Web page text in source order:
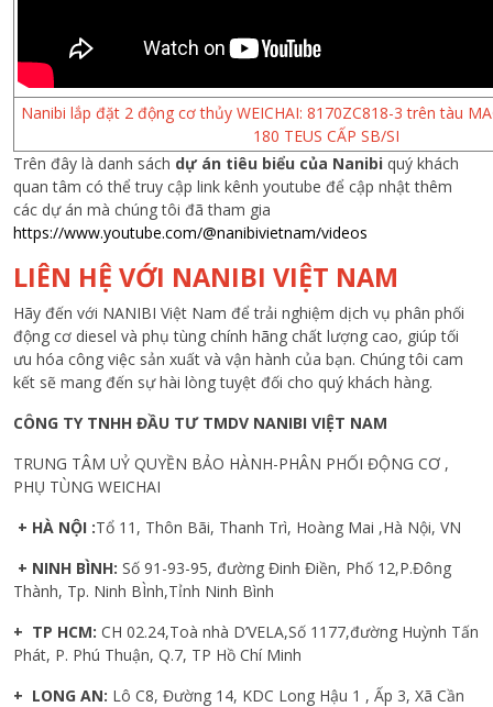
Nanibi lắp đặt 2 động cơ thủy WEICHAI: 8170ZC818-3 trên tàu
180 TEUS CẤP SB/SI
Trên đây là danh sách dự án tiêu biểu của Nanibi quý khách
quan tâm có thể truy cập link kênh youtube để cập nhật thêm
các dự án mà chúng tôi đã tham gia
https://www.youtube.com/@nanibivietnam/videos
LIÊN HỆ VỚI NANIBI VIỆT NAM
Hãy đến với NANIBI Việt Nam để trải nghiệm dịch vụ phân phối
động cơ diesel và phụ tùng chính hãng chất lượng cao, giúp tối
ưu hóa công việc sản xuất và vận hành của bạn. Chúng tôi cam
kết sẽ mang đến sự hài lòng tuyệt đối cho quý khách hàng.
CÔNG TY TNHH ĐẦU TƯ TMDV NANIBI VIỆT NAM
TRUNG TÂM UỶ QUYỀN BẢO HÀNH-PHÂN PHỐI ĐỘNG CƠ ,
PHỤ TÙNG WEICHAI
+ HÀ NỘI :Tổ 11, Thôn Bãi, Thanh Trì, Hoàng Mai ,Hà Nội, VN
+ NINH BÌNH: Số 91-93-95, đường Đinh Điền, Phố 12,P.Đông
Thành, Tp. Ninh BÌnh,Tỉnh Ninh Bình
+ TP HCM: CH 02.24,Toà nhà D’VELA,Số 1177,đường Huỳnh Tấn
Phát, P. Phú Thuận, Q.7, TP Hồ Chí Minh
+ LONG AN: Lô C8, Đường 14, KDC Long Hậu 1 , Ấp 3, Xã Cần